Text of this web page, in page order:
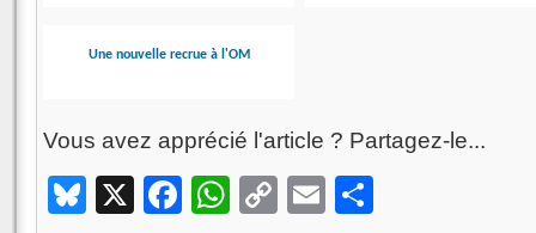
Une nouvelle recrue à l'OM
Vous avez apprécié l'article ? Partagez-le...
Bluesky
X Facebook
WhatsApp
CopyEmail